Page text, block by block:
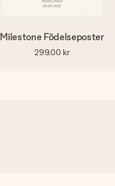
Milestone Födelseposter
299,00 kr